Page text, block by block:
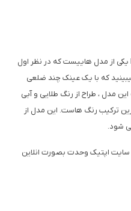
عینک چند ضلعی بولونBOLON BL7087 یکی از مدل هاییست که در نظر اول
که با یک عینک چند ضلعی
مدل ، طراح از رنگ طلایی و آبی
ترکیب رنگ هاست. این مدل از
شود.
سایت اپتیک وحدت بصورت انلاین